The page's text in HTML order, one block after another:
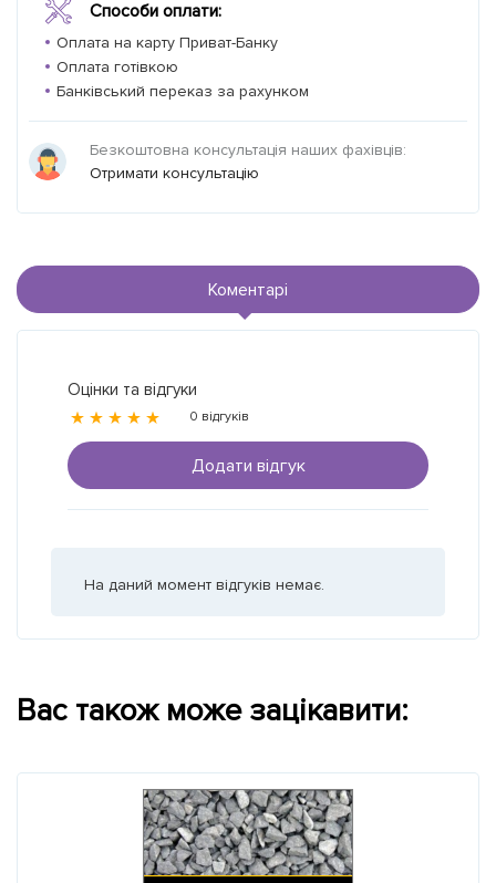
Способи оплати:
Оплата на карту Приват-Банку
Оплата готівкою
Банківський переказ за рахунком
Безкоштовна консультація наших фахівців:
Отримати консультацію
Вас також може зацікавити:
Коментарі
Оцінки та відгуки
0 відгуків
Додати відгук
На даний момент відгуків немає.